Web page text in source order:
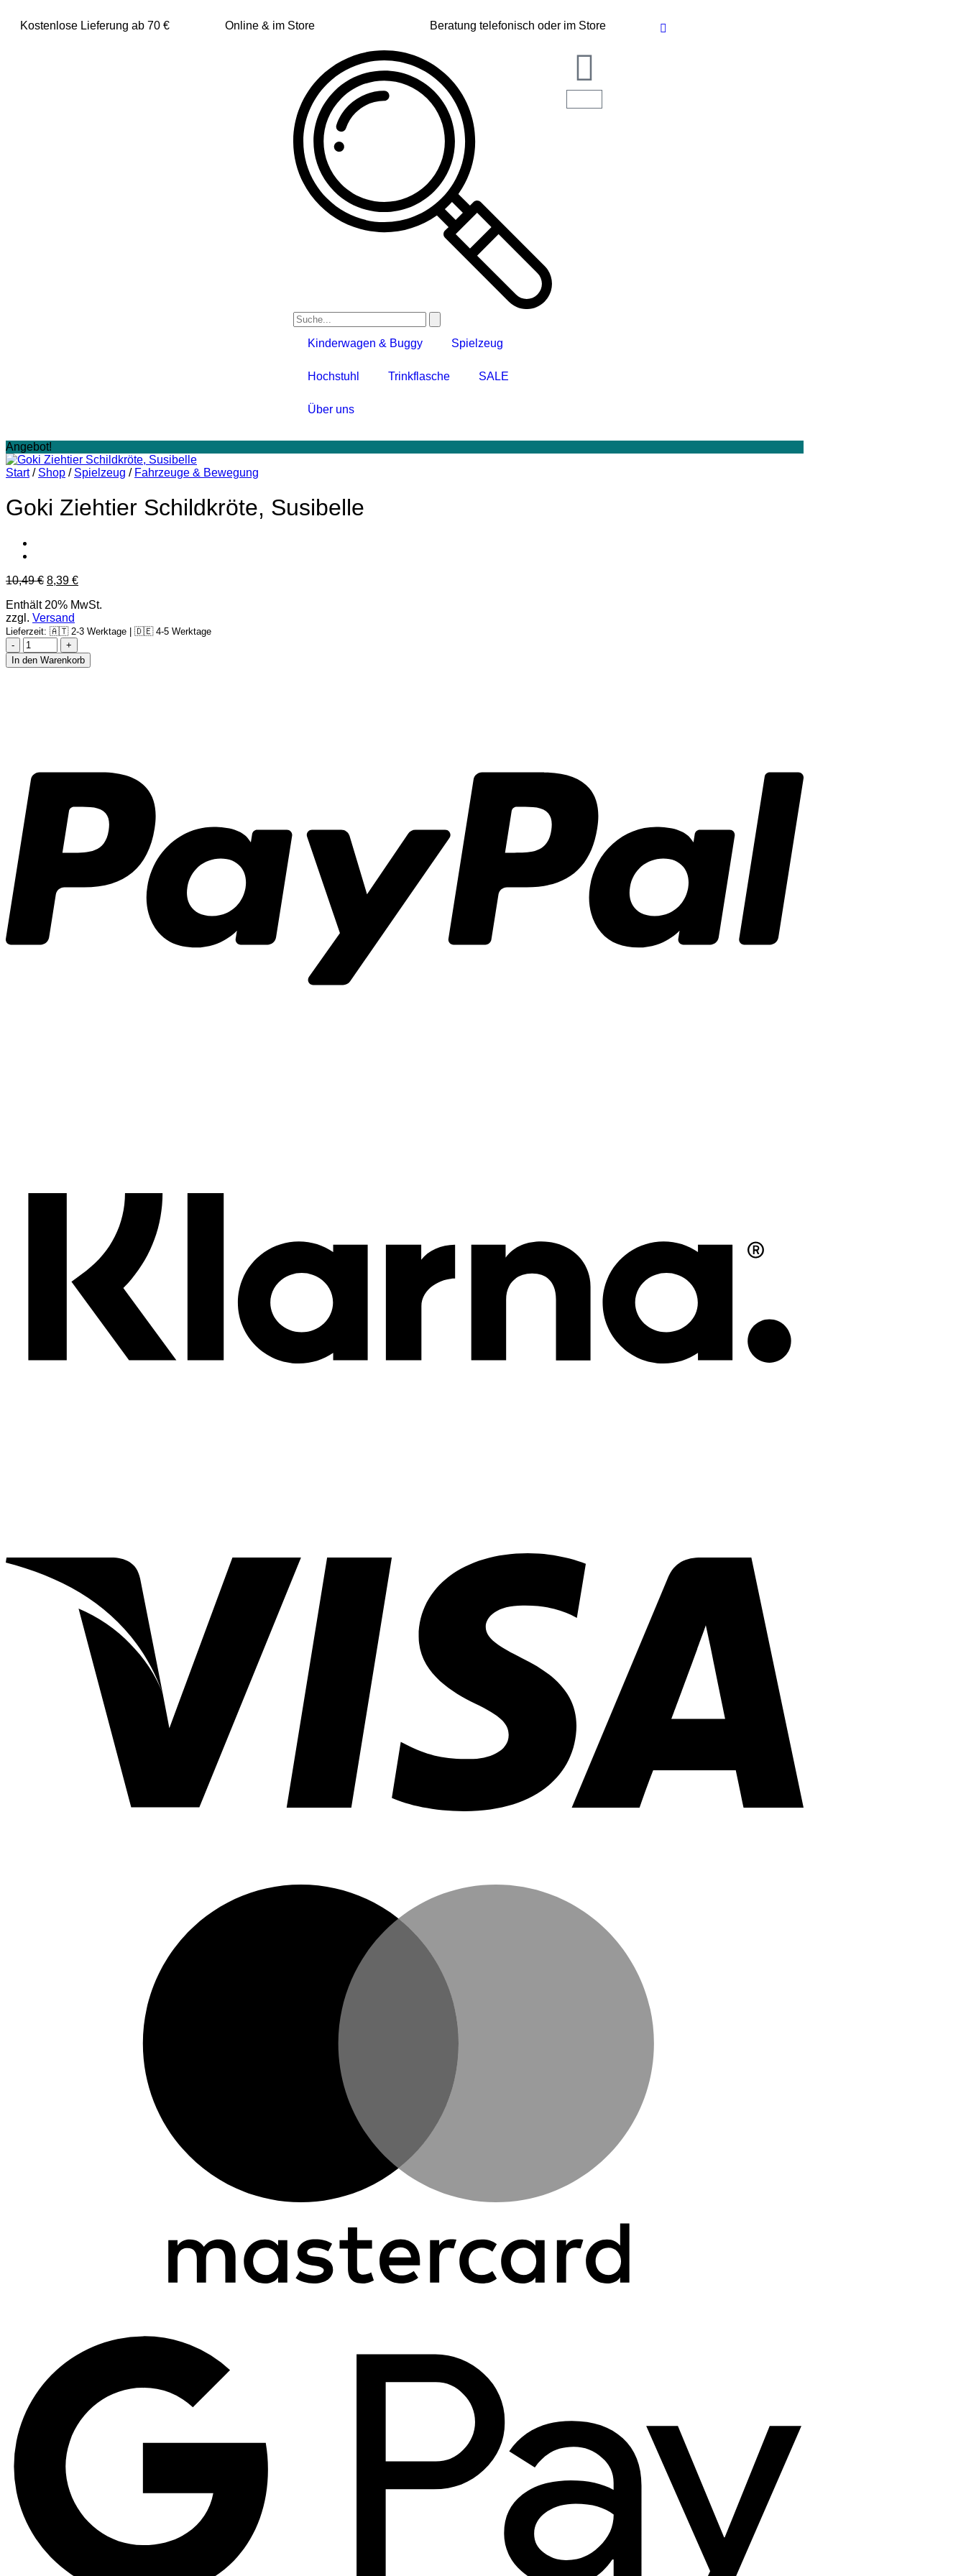
Kostenlose Lieferung ab 70 € Online & im Store Beratung telefonisch oder im Store
Kinderwagen & Buggy Spielzeug
Hochstuhl Trinkflasche SALE
Über uns
Angebot!
Start / Shop / Spielzeug / Fahrzeuge & Bewegung
Goki Ziehtier Schildkröte, Susibelle
10,49€ 8,39 €
Enthält 20% MwSt.
zzgl. Versand
Lieferzeit: 🇦🇹 2-3 Werktage | 🇩🇪 4-5 Werktage
In den Warenkorb
Erhalte exklusive Rabattaktionen, Angebote und persönliche
Empfehlungen!
Ich möchte einen Newsletter erhalten. Ich bin mit der Verarbeitung meiner angegebenen Daten einverstanden. Meine
Einwilligung kann ich jederzeit mit Wirkung für die Zukunft widerrufen. Weitere Informationen zum
Anmelden